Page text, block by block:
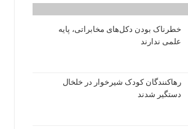
خطرناک بودن دکل‌های مخابراتی، پایه
علمی ندارند
رهاکنندگان کودک شیرخوار در خلخال
دستگیر شدند